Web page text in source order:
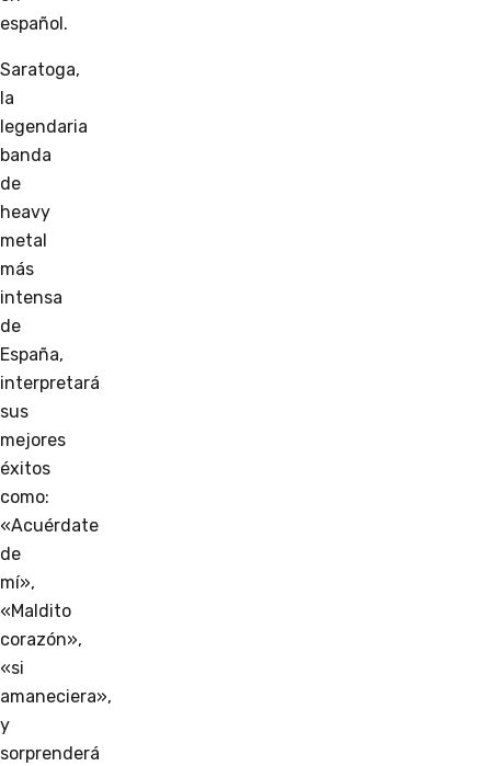
español.
Saratoga,
la
legendaria
banda
de
heavy
metal
más
intensa
de
España,
interpretará
sus
mejores
éxitos
como:
«Acuérdate
de
mí»,
«Maldito
corazón»,
«si
amaneciera»,
y
sorprenderá